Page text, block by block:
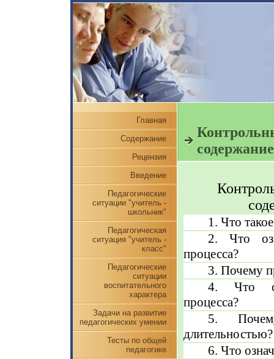
Главная
Содержание
Рецензия
Введение
Педагогические
ситуации "учитель -
школьник"
Педагогическая
ситуация "учитель -
класс"
Педагогические
ситуации
воспитательного
характера
Задачи на развитие
педагогических умении
Тесты по общей
педагогике
1. Что
2. Что
процесса?
3. Почему
4. Что
процесса?
5.
длительностью?
6. Что